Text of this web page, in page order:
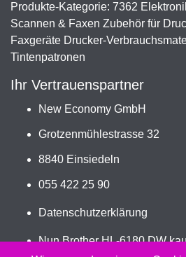
Produkte-Kategorie: 7362
Scannen & Faxen Zubehör für
Faxgeräte Drucker-
Tintenpatronen
Ihr Vertrauenspartner
New Economy GmbH
Grotzenmühlestrasse 32
8840 Einsiedeln
055 422 25 90
Datenschutzerklärung
Nun Brother HL-6180 DW